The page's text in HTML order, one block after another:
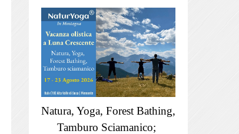
Natura, Yoga, Forest Bathing,
Tamburo Sciamanico;